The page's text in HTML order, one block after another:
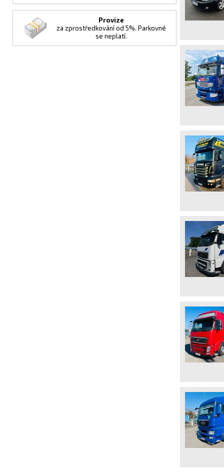
Provize
za zprostředkování od 5%. Parkovné
se neplatí.